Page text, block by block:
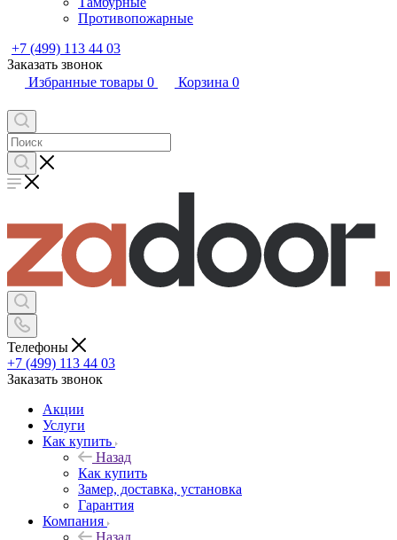
Противопожарные
+7 (499) 113 44 03
Заказать звонок
Избранные товары 0 Корзина 0
Телефоны
+7 (499) 113 44 03
Заказать звонок
Акции
Услуги
Как купить
Назад
Как купить
Замер, доставка, установка
Гарантия
Компания